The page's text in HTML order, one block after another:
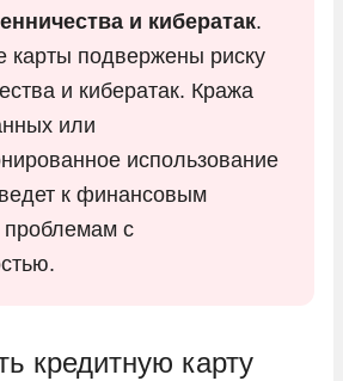
и кибератак.
карты подвержены риску
и кибератак. Кража
или
использование
к финансовым
проблемам с
кредитную карту